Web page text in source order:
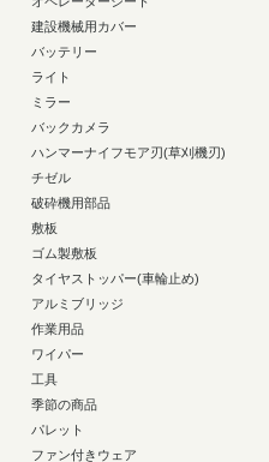
建設機械用カバー
バッテリー
ライト
ミラー
バックカメラ
ハンマーナイフモア刃(草刈機刃)
チゼル
破砕機用部品
敷板
ゴム製敷板
タイヤストッパー(車輪止め)
アルミブリッジ
作業用品
ワイパー
工具
季節の商品
パレット
ファン付きウェア